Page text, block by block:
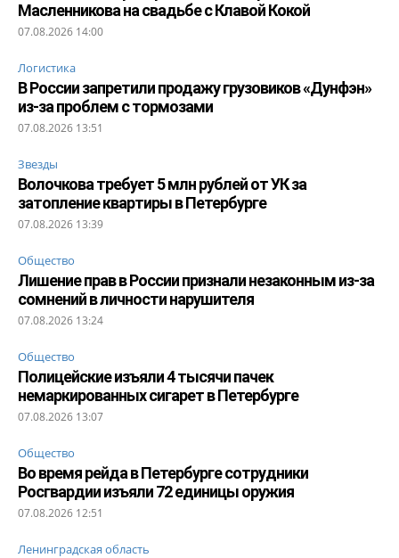
Масленникова на свадьбе с Клавой Кокой
07.08.2026 14:00
Логистика
В России запретили продажу грузовиков «Дунфэн»
из-за проблем с тормозами
07.08.2026 13:51
Звезды
Волочкова требует 5 млн рублей от УК за
затопление квартиры в Петербурге
07.08.2026 13:39
Общество
Лишение прав в России признали незаконным из-за
сомнений в личности нарушителя
07.08.2026 13:24
Общество
Полицейские изъяли 4 тысячи пачек
немаркированных сигарет в Петербурге
07.08.2026 13:07
Общество
Во время рейда в Петербурге сотрудники
Росгвардии изъяли 72 единицы оружия
07.08.2026 12:51
Ленинградская область